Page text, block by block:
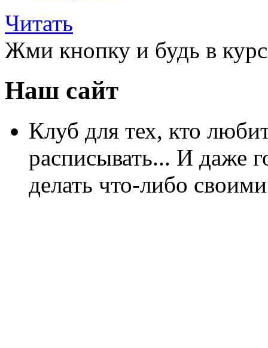
Читать
Жми кнопку и будь в
Наш сайт
Клуб для тех, кто
расписывать... И даже
делать что-либо